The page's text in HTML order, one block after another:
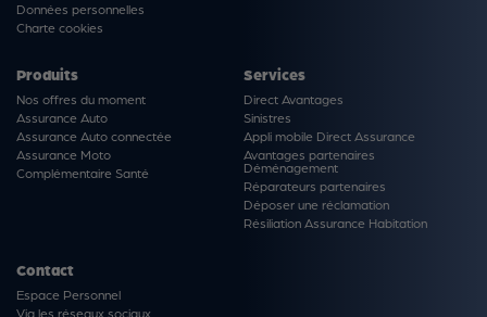
Données personnelles
Charte cookies
Produits
Nos offres du moment
Assurance Auto
Assurance Auto connectée
Assurance Moto
Complémentaire Santé
Services
Direct Avantages
Sinistres
Appli mobile Direct Assurance
Avantages partenaires
Déménagement
Réparateurs partenaires
Déposer une réclamation
Résiliation Assurance Habitation
Contact
Espace Personnel
Via les réseaux sociaux